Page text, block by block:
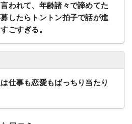
われて、年齢諸々で諦めてた
したらトントン拍子で話が進
ごすぎる。
仕事も恋愛もばっちり当たり